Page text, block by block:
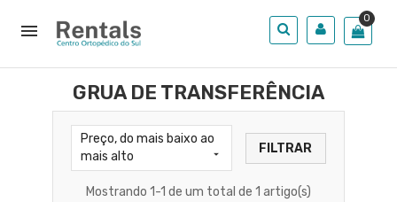

0
GRUA DE TRANSFERÊNCIA
Preço, do mais baixo ao
mais alto
 FILTRAR
Mostrando 1-1 de um total de 1 artigo(s)